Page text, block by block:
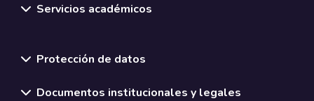
Servicios académicos
Protección de datos
Documentos institucionales y legales